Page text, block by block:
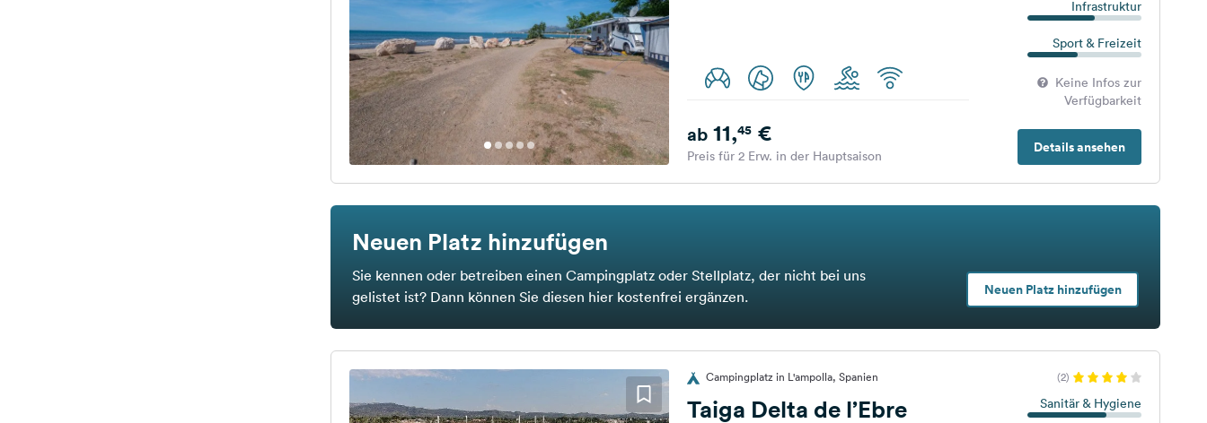
Infrastruktur
Sport & Freizeit
Keine Infos zur
Verfügbarkeit
Details ansehen
ab11,45€
Preis für 2 Erw. in der Hauptsaison
Neuen Platz hinzufügen
Sie kennen oder betreiben einen Campingplatz oder Stellplatz, der nicht bei uns
gelistet ist? Dann können Sie diesen hier kostenfrei ergänzen.
Neuen Platz hinzufügen
Campingplatz in L'ampolla, Spanien (2)
Taiga Delta de l’Ebre Sanitär & Hygiene